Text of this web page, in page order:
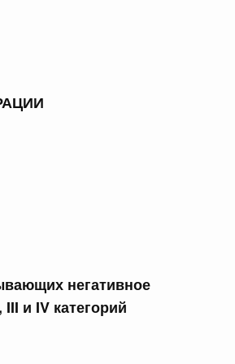
негативное
и IV категорий